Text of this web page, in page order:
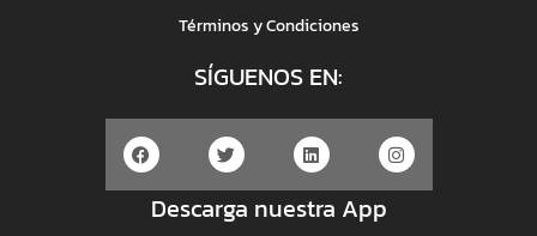
Términos y Condiciones
SÍGUENOS EN:
Descarga nuestra App